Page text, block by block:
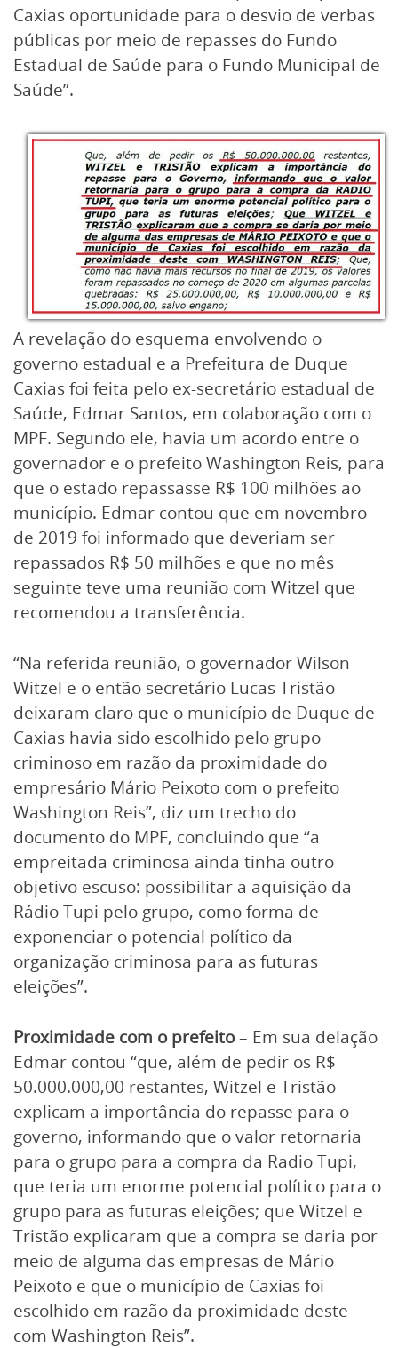
Caxias oportunidade para o desvio de verbas
públicas por meio de repasses do Fundo
Estadual de Saúde para o Fundo Municipal de
Saúde”.
A revelação do esquema envolvendo o
governo estadual e a Prefeitura de Duque
Caxias foi feita pelo ex-secretário estadual de
Saúde, Edmar Santos, em colaboração com o
MPF. Segundo ele, havia um acordo entre o
governador e o prefeito Washington Reis, para
que o estado repassasse R$ 100 milhões ao
município. Edmar contou que em novembro
de 2019 foi informado que deveriam ser
repassados R$ 50 milhões e que no mês
seguinte teve uma reunião com Witzel que
recomendou a transferência.
“Na referida reunião, o governador Wilson
Witzel e o então secretário Lucas Tristão
deixaram claro que o município de Duque de
Caxias havia sido escolhido pelo grupo
criminoso em razão da proximidade do
empresário Mário Peixoto com o prefeito
Washington Reis”, diz um trecho do
documento do MPF, concluindo que “a
empreitada criminosa ainda tinha outro
objetivo escuso: possibilitar a aquisição da
Rádio Tupi pelo grupo, como forma de
exponenciar o potencial político da
organização criminosa para as futuras
eleições”.
Proximidade com o prefeito– Em sua delação
Edmar contou “que, além de pedir os R$
50.000.000,00 restantes, Witzel e Tristão
explicam a importância do repasse para o
governo, informando que o valor retornaria
para o grupo para a compra da Radio Tupi,
que teria um enorme potencial político para o
grupo para as futuras eleições; que Witzel e
Tristão explicaram que a compra se daria por
meio de alguma das empresas de Mário
Peixoto e que o município de Caxias foi
escolhido em razão da proximidade deste
com Washington Reis”.